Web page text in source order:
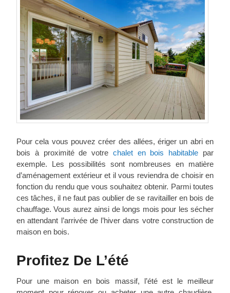
Pour cela vous pouvez créer des allées, ériger un abri en
bois à proximité de votre chalet en bois habitable par
exemple. Les possibilités sont nombreuses en matière
d’aménagement extérieur et il vous reviendra de choisir en
fonction du rendu que vous souhaitez obtenir. Parmi toutes
ces tâches, il ne faut pas oublier de se ravitailler en bois de
chauffage. Vous aurez ainsi de longs mois pour les sécher
en attendant l’arrivée de l’hiver dans votre construction de
maison en bois.
Profitez De L’été
Pour une maison en bois massif, l’été est le meilleur